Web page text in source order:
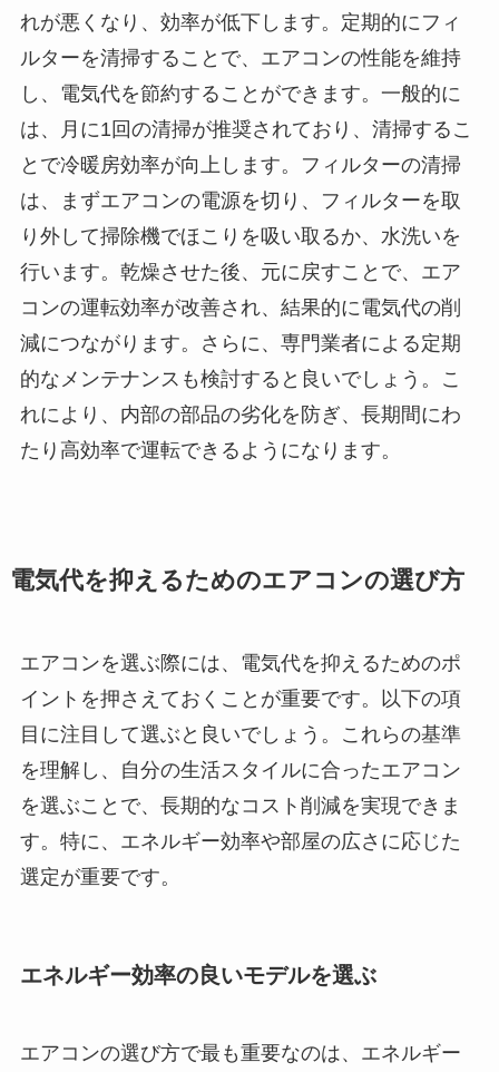
れが悪くなり、効率が低下します。定期的にフィ
ルターを清掃することで、エアコンの性能を維持
し、電気代を節約することができます。一般的に
は、月に1回の清掃が推奨されており、清掃するこ
とで冷暖房効率が向上します。フィルターの清掃
は、まずエアコンの電源を切り、フィルターを取
り外して掃除機でほこりを吸い取るか、水洗いを
行います。乾燥させた後、元に戻すことで、エア
コンの運転効率が改善され、結果的に電気代の削
減につながります。さらに、専門業者による定期
的なメンテナンスも検討すると良いでしょう。こ
れにより、内部の部品の劣化を防ぎ、長期間にわ
たり高効率で運転できるようになります。
電気代を抑えるためのエアコンの選び方
エアコンを選ぶ際には、電気代を抑えるためのポ
イントを押さえておくことが重要です。以下の項
目に注目して選ぶと良いでしょう。これらの基準
を理解し、自分の生活スタイルに合ったエアコン
を選ぶことで、長期的なコスト削減を実現できま
す。特に、エネルギー効率や部屋の広さに応じた
選定が重要です。
エネルギー効率の良いモデルを選ぶ
エアコンの選び方で最も重要なのは、エネルギー